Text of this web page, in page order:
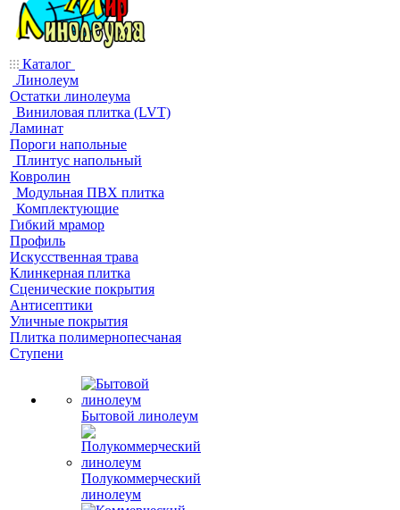
Каталог
Линолеум
Остатки линолеума
Виниловая плитка (LVT)
Ламинат
Пороги напольные
Плинтус напольный
Ковролин
Модульная ПВХ плитка
Комплектующие
Гибкий мрамор
Профиль
Искусственная трава
Клинкерная плитка
Сценические покрытия
Антисептики
Уличные покрытия
Плитка полимернопесчаная
Ступени
Бытовой линолеум
Полукоммерческий
линолеум